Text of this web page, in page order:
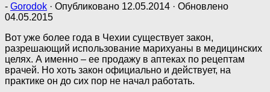
- Gorodok · Опубликовано 12.05.2014 · Обновлено
04.05.2015
Вот уже более года в Чехии существует закон,
разрешающий использование марихуаны в медицинских
целях. А именно – ее продажу в аптеках по рецептам
врачей. Но хоть закон официально и действует, на
практике он до сих пор не начал работать.